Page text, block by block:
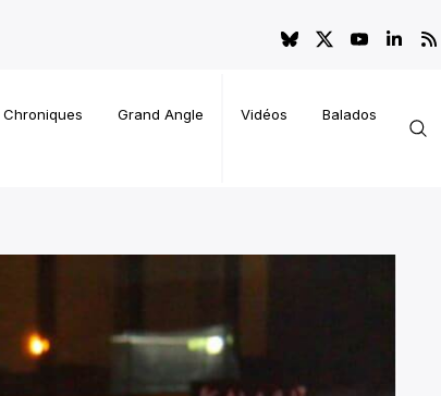
Chroniques Grand Angle Vidéos Balados